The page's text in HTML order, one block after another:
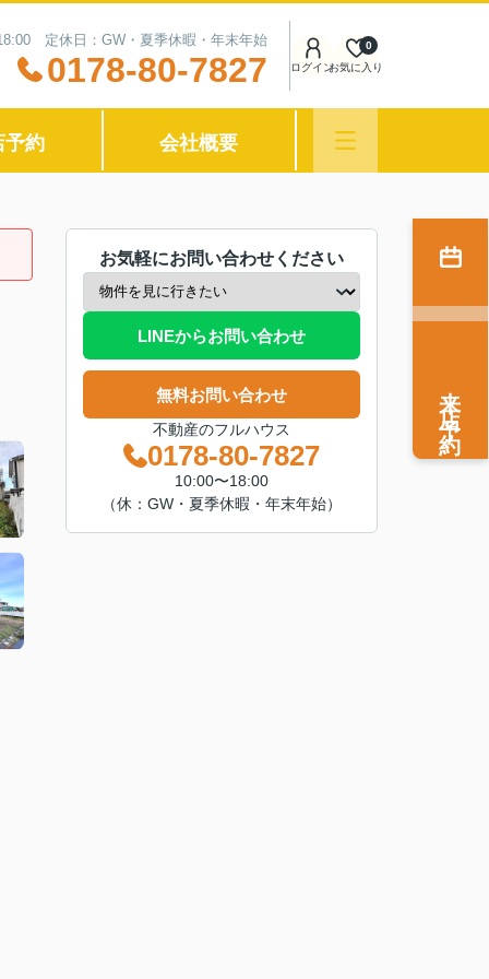
定休日：GW・夏季休暇・年末年始
0178-80-7827 ログインお気に入り
0
予約 会社概要
お気軽にお問い合わせください
LINEからお問い合わせ
無料お問い合わせ
不動産のフルハウス
0178-80-7827
10:00〜18:00
（休：GW・夏季休暇・年末年始）
来店予約